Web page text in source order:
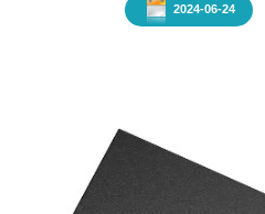
2024-06-24